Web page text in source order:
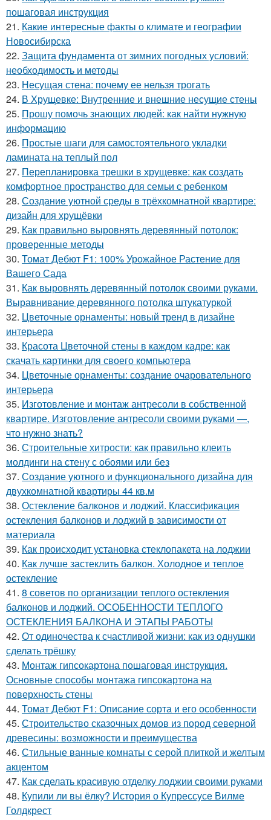
пошаговая инструкция
21. Какие интересные факты о климате и географии
Новосибирска
22. Защита фундамента от зимних погодных условий:
необходимость и методы
23. Несущая стена: почему ее нельзя трогать
24. В Хрущевке: Внутренние и внешние несущие стены
25. Прошу помочь знающих людей: как найти нужную
информацию
26. Простые шаги для самостоятельного укладки
ламината на теплый пол
27. Перепланировка трешки в хрущевке: как создать
комфортное пространство для семьи с ребенком
28. Создание уютной среды в трёхкомнатной квартире:
дизайн для хрущёвки
29. Как правильно выровнять деревянный потолок:
проверенные методы
30. Томат Дебют F1: 100% Урожайное Растение для
Вашего Сада
31. Как выровнять деревянный потолок своими руками.
Выравнивание деревянного потолка штукатуркой
32. Цветочные орнаменты: новый тренд в дизайне
интерьера
33. Красота Цветочной стены в каждом кадре: как
скачать картинки для своего компьютера
34. Цветочные орнаменты: создание очаровательного
интерьера
35. Изготовление и монтаж антресоли в собственной
квартире. Изготовление антресоли своими руками —,
что нужно знать?
36. Строительные хитрости: как правильно клеить
молдинги на стену с обоями или без
37. Создание уютного и функционального дизайна для
двухкомнатной квартиры 44 кв.м
38. Остекление балконов и лоджий. Классификация
остекления балконов и лоджий в зависимости от
материала
39. Как происходит установка стеклопакета на лоджии
40. Как лучше застеклить балкон. Холодное и теплое
остекление
41. 8 советов по организации теплого остекления
балконов и лоджий. ОСОБЕННОСТИ ТЕПЛОГО
ОСТЕКЛЕНИЯ БАЛКОНА И ЭТАПЫ РАБОТЫ
42. От одиночества к счастливой жизни: как из однушки
сделать трёшку
43. Монтаж гипсокартона пошаговая инструкция.
Основные способы монтажа гипсокартона на
поверхность стены
44. Томат Дебют F1: Описание сорта и его особенности
45. Строительство сказочных домов из пород северной
древесины: возможности и преимущества
46. Стильные ванные комнаты с серой плиткой и желтым
акцентом
47. Как сделать красивую отделку лоджии своими руками
48. Купили ли вы ёлку? История о Купрессусе Вилме
Голдкрест